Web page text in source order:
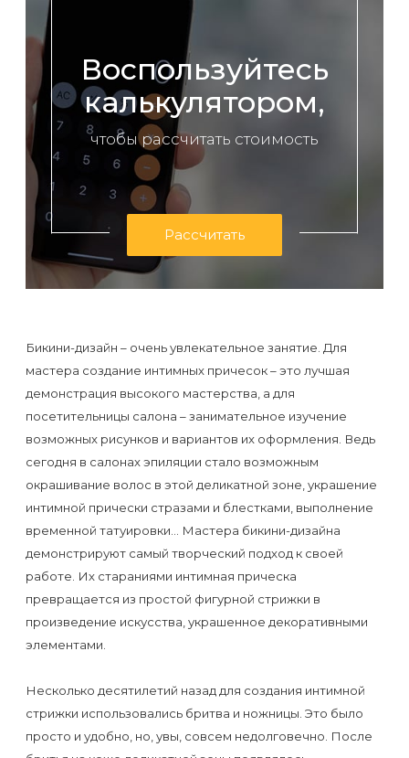
Администраторы
Контакты
Карта
Эпиляция
Сфинксе
и
Формула-1
Эпиляция
первый
раз
перед
важным
Противопоказания
к
эпиляции
Что
нужно
знать
перед
визитом
косметологу?
Рекомендации
по
уходу
Воспользуйтесь
калькулятором,
чтобы рассчитать стоимость
Рассчитать
Бикини-дизайн – очень увлекательное занятие. Для
мастера создание интимных причесок – это лучшая
демонстрация высокого мастерства, а для
посетительницы салона – занимательное изучение
возможных рисунков и вариантов их оформления. Ведь
сегодня в салонах эпиляции стало возможным
окрашивание волос в этой деликатной зоне, украшение
интимной прически стразами и блестками, выполнение
временной татуировки… Мастера бикини-дизайна
демонстрируют самый творческий подход к своей
работе. Их стараниями интимная прическа
превращается из простой фигурной стрижки в
произведение искусства, украшенное декоративными
элементами.
Несколько десятилетий назад для создания интимной
стрижки использовались бритва и ножницы. Это было
просто и удобно, но, увы, совсем недолговечно. После